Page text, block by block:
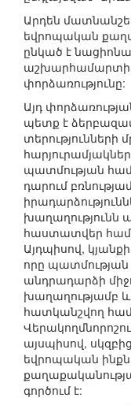
Արդեն մատնանշել
եվրոպական
ընկած է
աշխարհամարտի
փորձառությունը:
Այդ
պետք է
տերությունների
պատմության
դարում
խաղաղությունն
հաստատվեր
Այդպիսով,
որը
անդրադարձի
խաղաղությամբ
հատկանշվող
այսպիսով,
եվրոպական
գործում է: